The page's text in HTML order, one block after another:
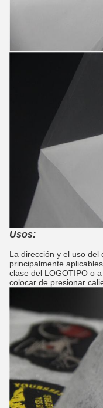
Usos:
La dirección y el uso del
principalmente
clase del LOGOTIPO o
colocar de presionar